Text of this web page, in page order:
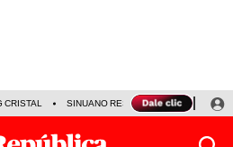
SINUANO RESULTADOS HOY